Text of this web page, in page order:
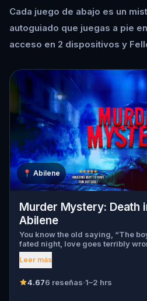
Cada juego de abajo es un
autoguiado que juegas a pie
acceso en 2 dispositivos y
📍 Abilene
Murder Mystery: Death
Abilene
You know the old saying, “The
fated night, love goes terribly
and Walter Bridges . Bella, a
found dead during a ghost tour
Walter, the obsessed boyfriend?
Leer más
4.676 reseñas·1–2 hrs